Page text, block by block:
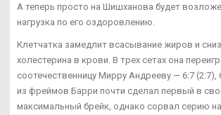
А теперь просто на Шишханова будет
нагрузка по его оздоровлению.
Клетчатка замедлит всасывание жиров и
холестерина в крови. В трех сетах она
соотечественницу Мирру Андрееву — 6:7 (2:7),
из фреймов Барри почти сделал первый в
максимальный брейк, однако сорвал серию